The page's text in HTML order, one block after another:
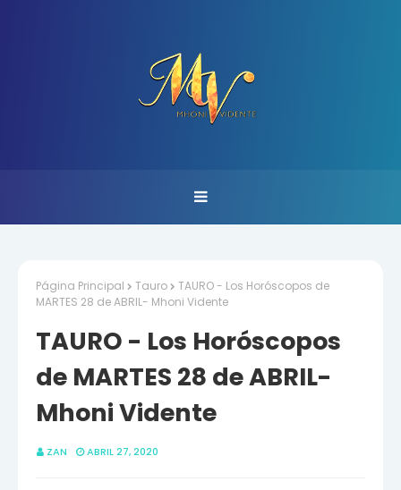
Página Principal Tauro
TAURO - Los Horóscopos de
MARTES 28 de ABRIL- Mhoni Vidente
TAURO - Los Horóscopos
de MARTES 28 de ABRIL-
Mhoni Vidente
ZAN ABRIL 27, 2020